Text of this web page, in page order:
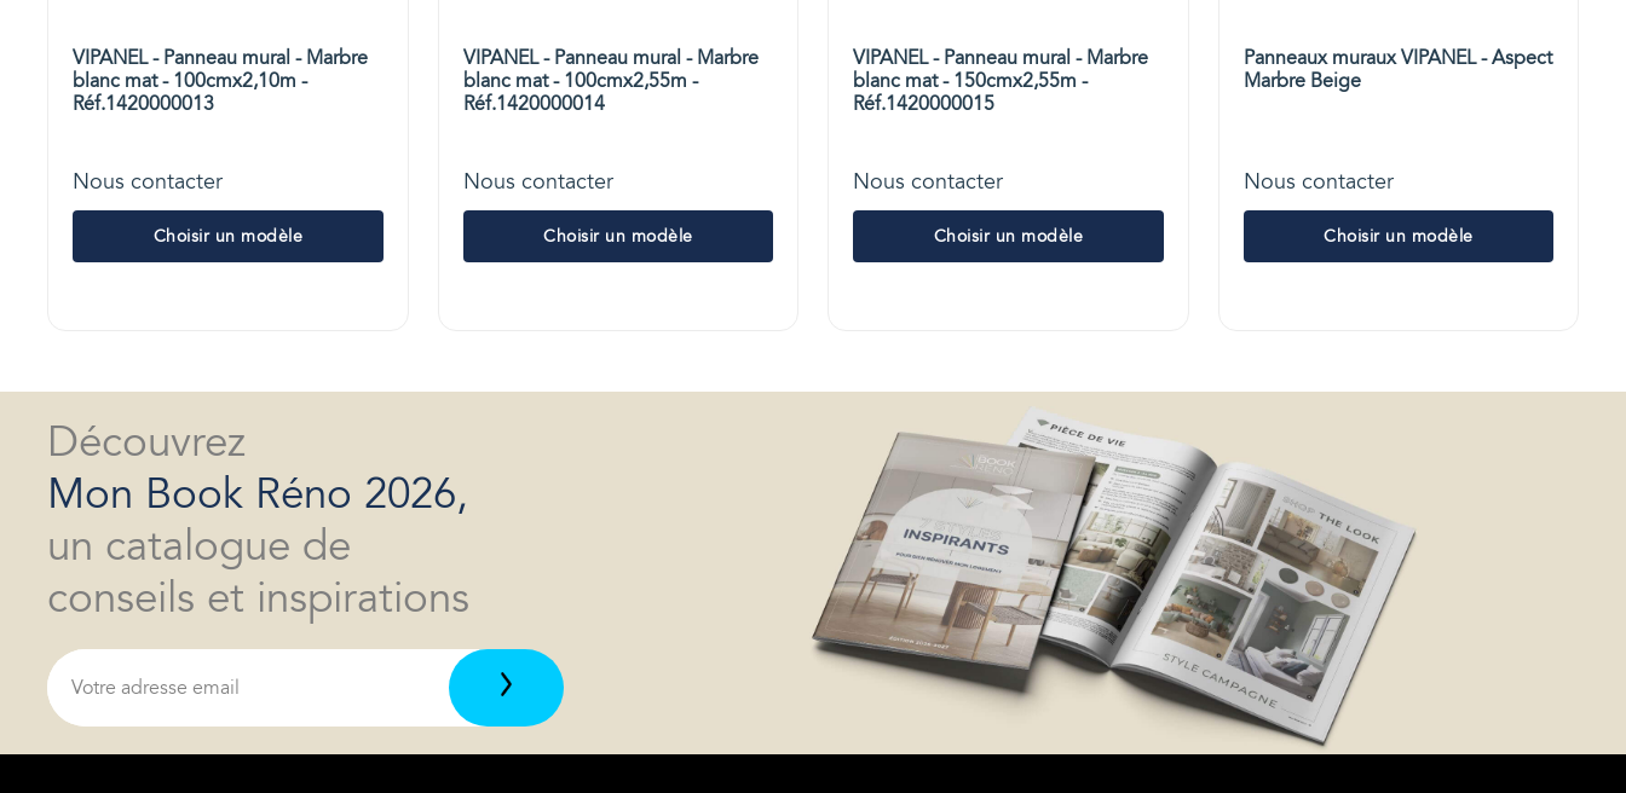
VIPANEL - Panneau mural - Marbre
blanc mat - 100cmx2,10m -
Réf.1420000013
Nous contacter
Choisir un modèle
VIPANEL - Panneau mural - Marbre
blanc mat - 100cmx2,55m -
Réf.1420000014
Nous contacter
Choisir un modèle
VIPANEL - Panneau mural - Marbre
blanc mat - 150cmx2,55m -
Réf.1420000015
Nous contacter
Choisir un modèle
Panneaux muraux VIPANEL - Aspect
Marbre Beige
Nous contacter
Choisir un modèle
Découvrez
Mon Book Réno 2026,
un catalogue de
conseils et inspirations